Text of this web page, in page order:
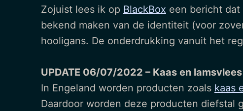
Zojuist lees ik op BlackBox een bericht
bekend maken van de identiteit (voor
hooligans. De onderdrukking vanuit het
UPDATE 06/07/2022 – Kaas en
In Engeland worden producten zoals kaas
Daardoor worden deze producten diefstal